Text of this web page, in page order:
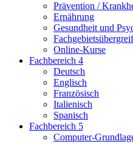
Prävention /
Ernährung
Gesundheit und
Online-Kurse
Fachbereich 4
Deutsch
Englisch
Französisch
Italienisch
Spanisch
Fachbereich 5
Computer-